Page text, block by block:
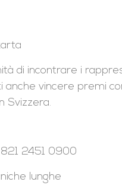
di incontrare i
vincere premi
Svizzera.
821 2451 0900
lunghe